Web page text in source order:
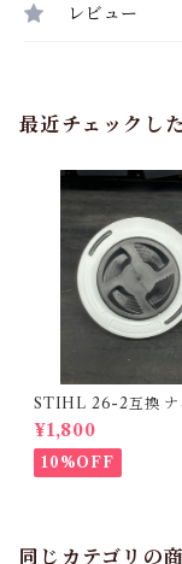
レビュー
最近チェックし
STIHL 26-2互換 ナ
ッターヘッド
¥1,800
10%OFF
同じカテゴリの